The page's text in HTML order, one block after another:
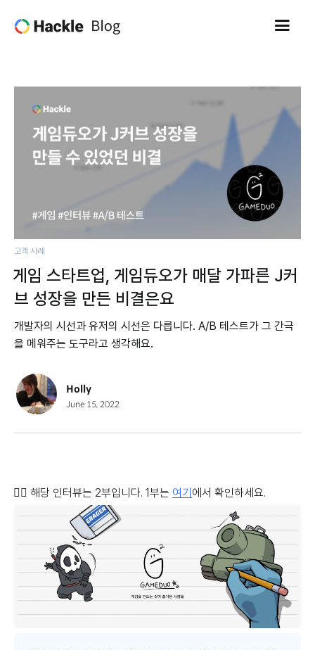
고객 사례
게임 스타트업, 게임듀오가 매달 가파른 J커
브 성장을 만든 비결은요
개발자의 시선과 유저의 시선은 다릅니다. A/B 테스트가 그 간극
을 메워주는 도구라고 생각해요.
Holly
June 15, 2022
👉🏻 해당 인터뷰는 2부입니다. 1부는 여기에서 확인하세요.